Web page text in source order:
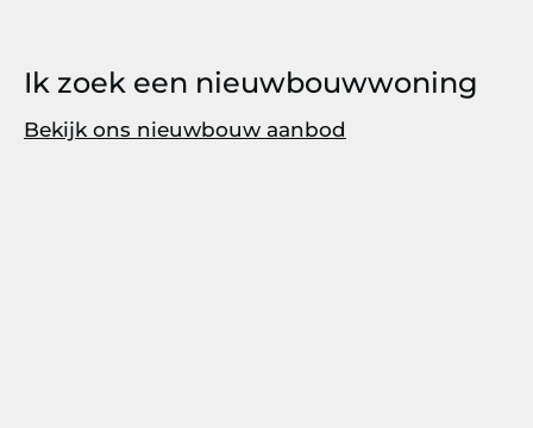
Ik zoek een nieuwbouwwoning
Bekijk ons nieuwbouw aanbod